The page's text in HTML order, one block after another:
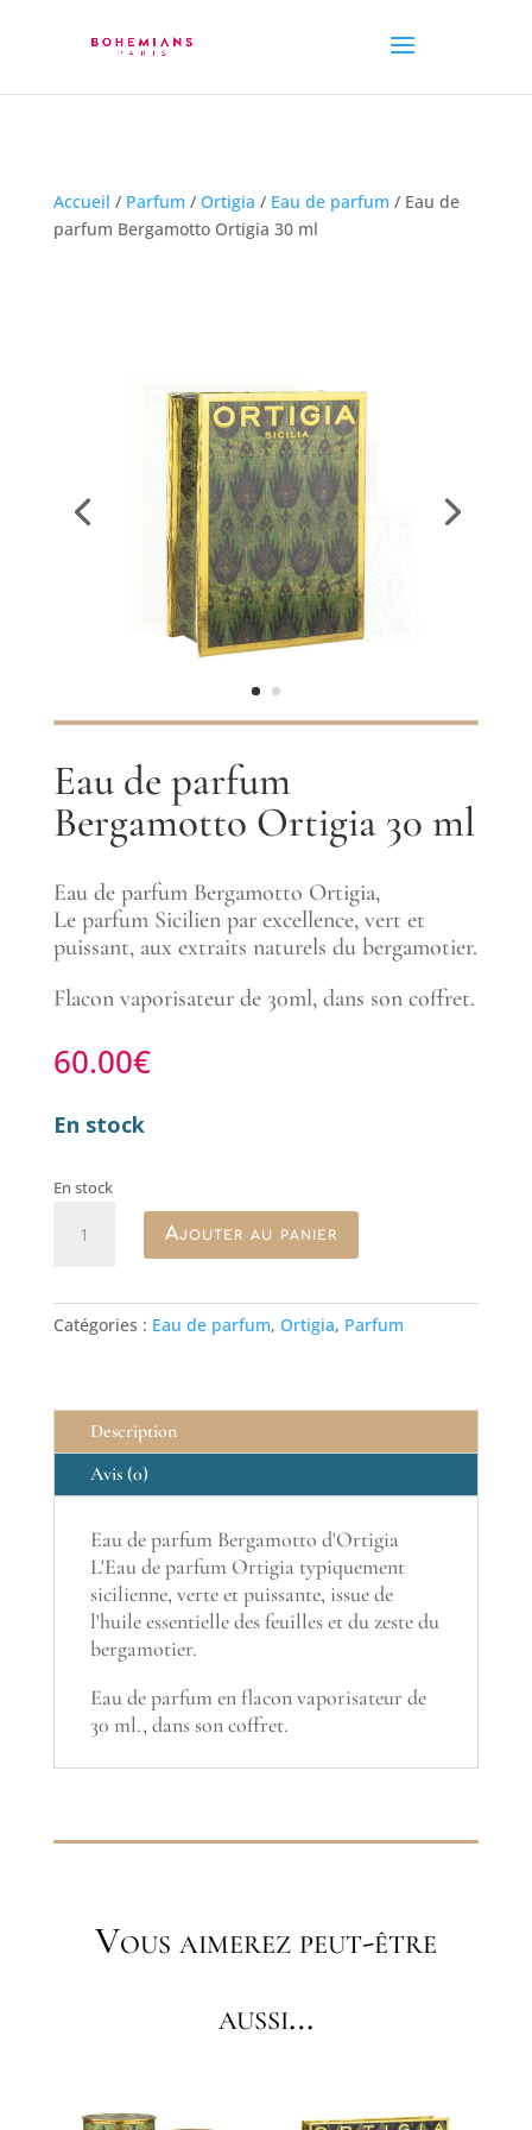
Accueil / Parfum / Ortigia / Eau de parfum / Eau de
parfum Bergamotto Ortigia 30 ml
Eau de parfum
Bergamotto Ortigia 30 ml
Eau de parfum Bergamotto Ortigia,
Le parfum Sicilien par excellence, vert et
puissant, aux extraits naturels du bergamotier.
Flacon vaporisateur de 30ml, dans son coffret.
60.00€
En stock
En stock
parfum
30
Ajouter au panier
Catégories : Eau de parfum, Ortigia, Parfum
Description
Avis (0)
Eau de parfum Bergamotto d'Ortigia
L'Eau de parfum Ortigia typiquement
sicilienne, verte et puissante, issue de
l'huile essentielle des feuilles et du zeste du
bergamotier.
Eau de parfum en flacon vaporisateur de
30 ml., dans son coffret.
Vous aimerez peut-être
aussi…